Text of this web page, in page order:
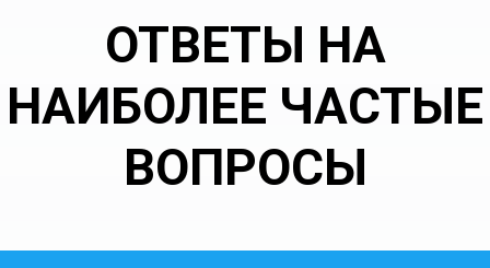
ОТВЕТЫ НА
НАИБОЛЕЕ ЧАСТЫЕ
ВОПРОСЫ